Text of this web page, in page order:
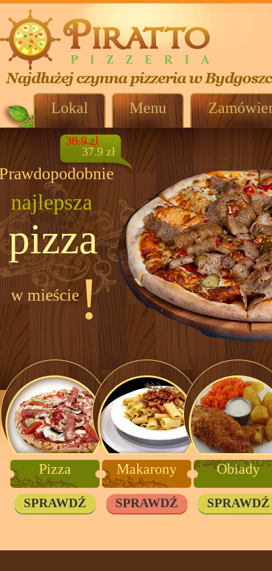
Lokal Menu
najlepsza
pizza
w mieście!
38.9 zł
37.9 zł
Pizza
SPRAWDŹ
Makarony
SPRAWDŹ
Obiady
SPRAWDŹ